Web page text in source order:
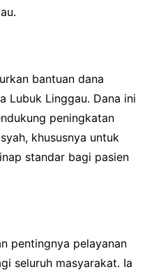
bantuan dana
Lubuk Linggau. Dana ini
peningkatan
khususnya untuk
standar bagi pasien
pentingnya pelayanan
seluruh masyarakat. Ia